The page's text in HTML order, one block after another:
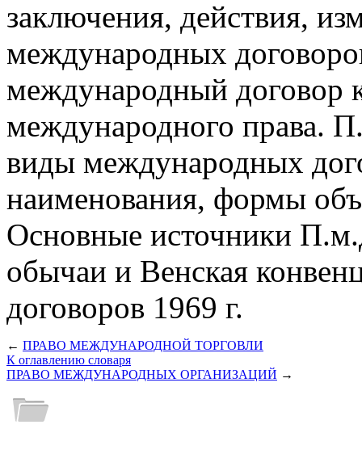
заключения, действия,
международных
международный договор
международного права.
виды международных
наименования, формы
Основные источники
обычаи и Венская
договоров 1969 г.
← ПРАВО МЕЖДУНАРОДНОЙ ТОРГОВЛИ
К оглавлению словаря
ПРАВО МЕЖДУНАРОДНЫХ ОРГАНИЗАЦИЙ →